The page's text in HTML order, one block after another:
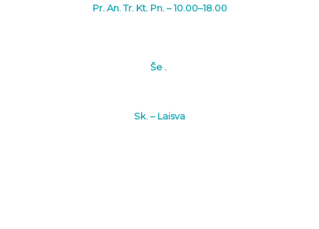
Pr. An. Tr. Kt. Pn. – 10.00–18.00
Še .
Sk. – Laisva